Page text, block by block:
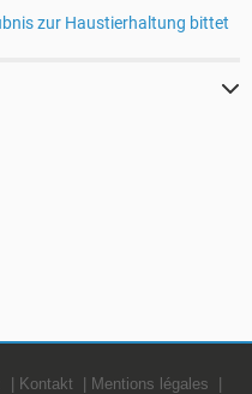
zur Haustierhaltung bittet
Kontakt Mentions légales